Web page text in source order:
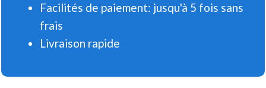
Facilités de paiement: jusqu'à 5 fois sans
frais
Livraison rapide